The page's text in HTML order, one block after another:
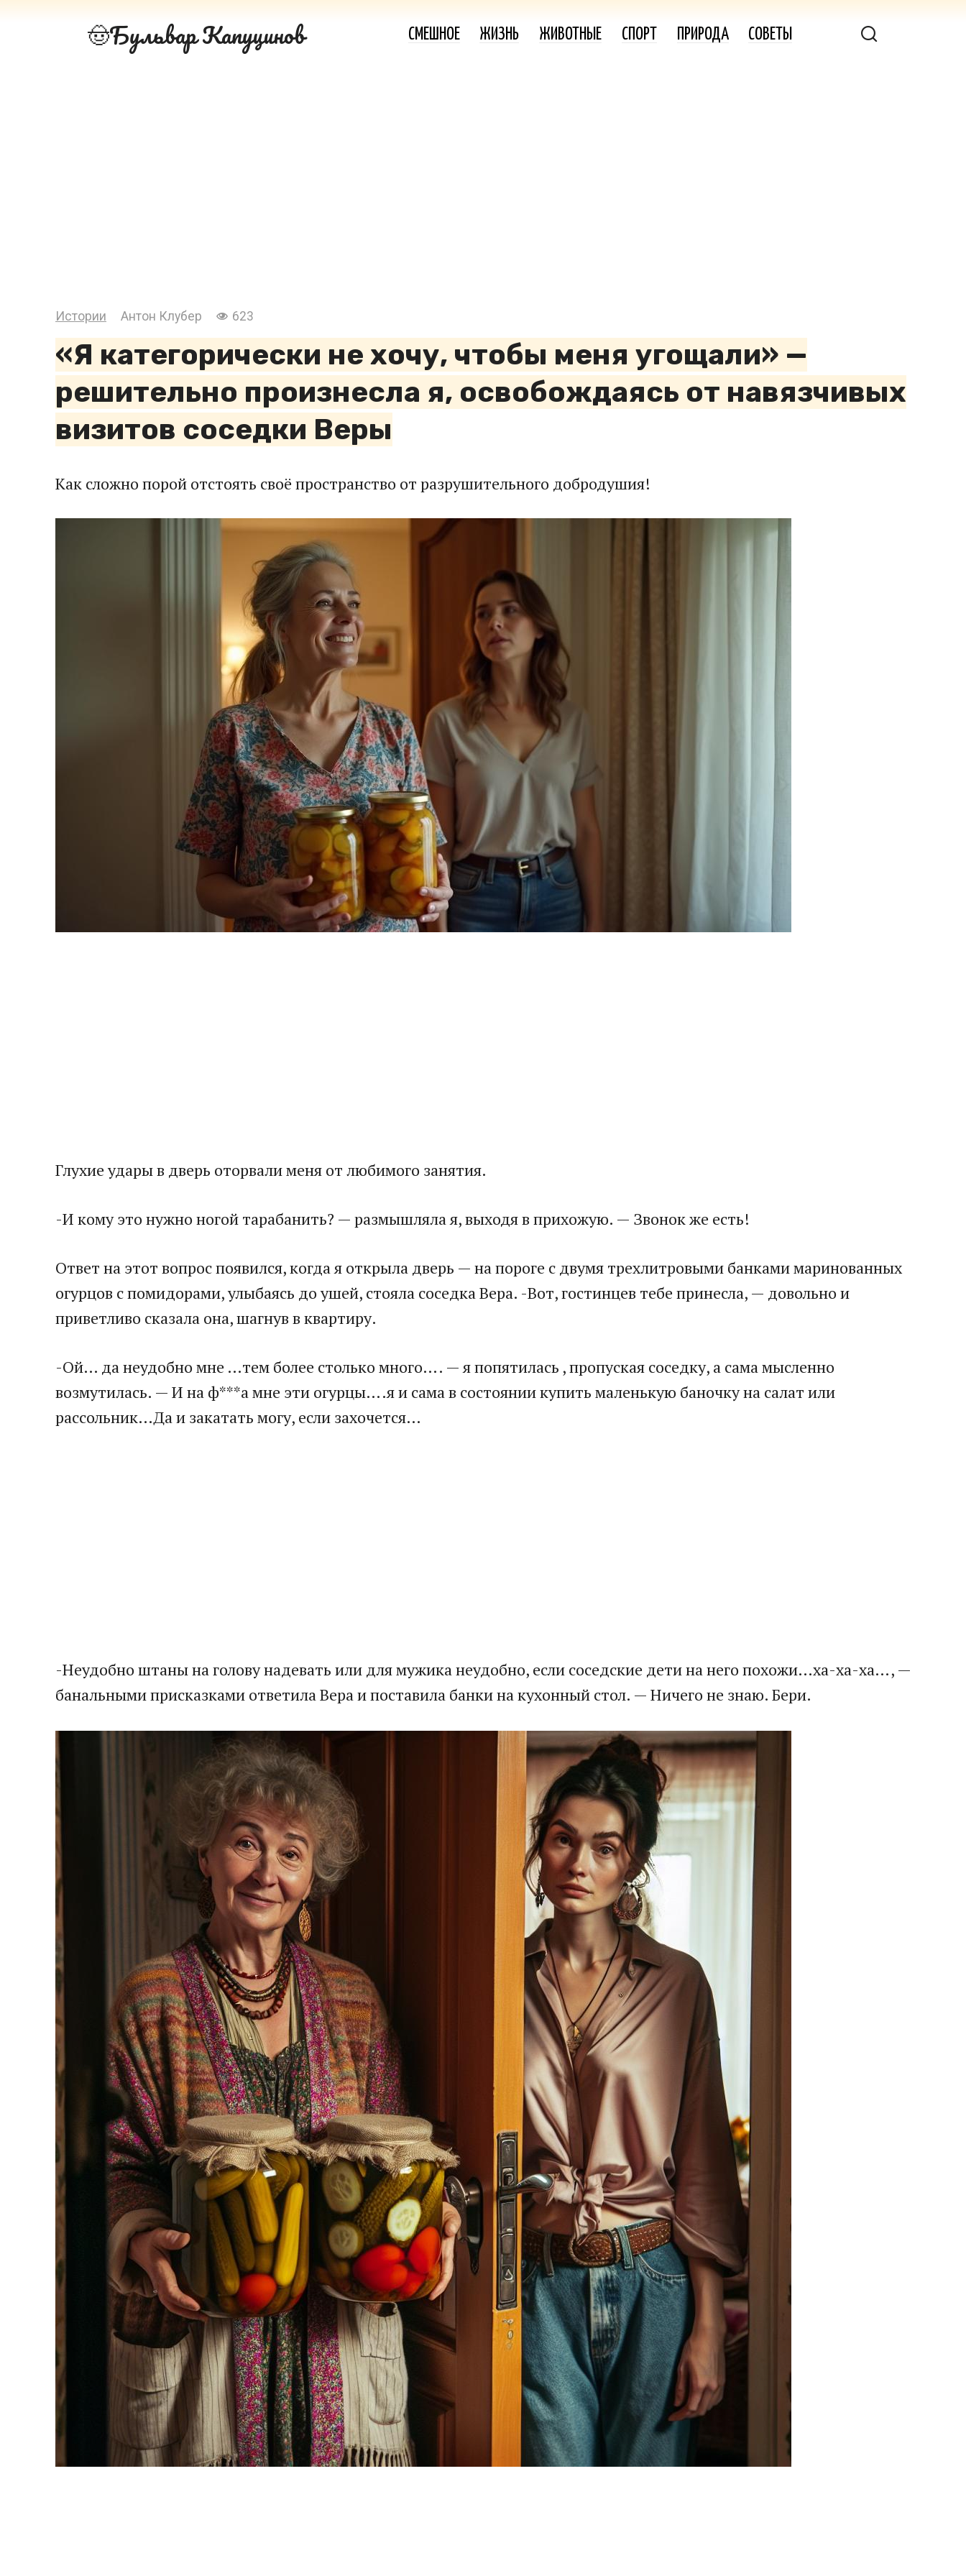
Бульвар Капуцинов СМЕШНОЕ ЖИЗНЬ ЖИВОТНЫЕ СПОРТ ПРИРОДА СОВЕТЫ
Истории Антон Клубер 623
«Я категорически не хочу, чтобы меня угощали» —
решительно произнесла я, освобождаясь от навязчивых
визитов соседки Веры
Как сложно порой отстоять своё пространство от разрушительного добродушия!
Глухие удары в дверь оторвали меня от любимого занятия.
-И кому это нужно ногой тарабанить? — размышляла я, выходя в прихожую. — Звонок же есть!
Ответ на этот вопрос появился, когда я открыла дверь — на пороге с двумя трехлитровыми банками маринованных
огурцов с помидорами, улыбаясь до ушей, стояла соседка Вера. -Вот, гостинцев тебе принесла, — довольно и
приветливо сказала она, шагнув в квартиру.
-Ой… да неудобно мне …тем более столько много…. — я попятилась , пропуская соседку, а сама мысленно
возмутилась. — И на ф***а мне эти огурцы….я и сама в состоянии купить маленькую баночку на салат или
рассольник…Да и закатать могу, если захочется…
-Неудобно штаны на голову надевать или для мужика неудобно, если соседские дети на него похожи…ха-ха-ха…, —
банальными присказками ответила Вера и поставила банки на кухонный стол. — Ничего не знаю. Бери.